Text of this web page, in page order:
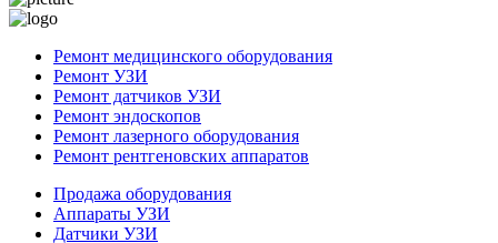
Ремонт медицинского оборудования
Ремонт УЗИ
Ремонт датчиков УЗИ
Ремонт эндоскопов
Ремонт лазерного оборудования
Ремонт рентгеновских аппаратов
Продажа оборудования
Аппараты УЗИ
Датчики УЗИ